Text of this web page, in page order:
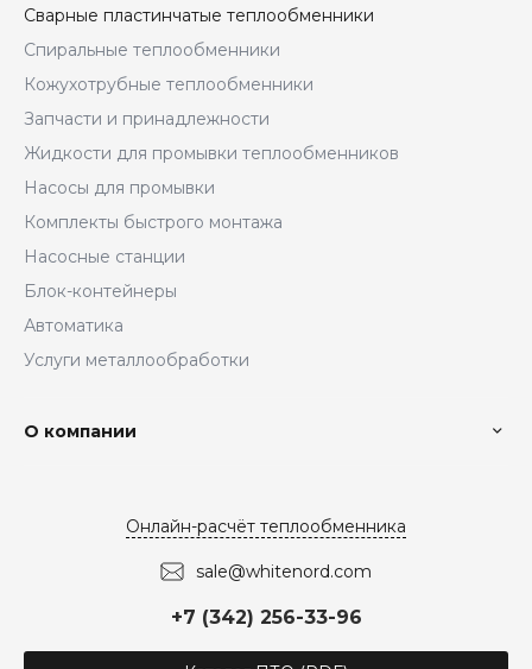
Сварные пластинчатые теплообменники
Спиральные теплообменники
Кожухотрубные теплообменники
Запчасти и принадлежности
Жидкости для промывки теплообменников
Насосы для промывки
Комплекты быстрого монтажа
Насосные станции
Блок-контейнеры
Автоматика
Услуги металлообработки
О компании
Онлайн-расчёт теплообменника
sale@whitenord.com
+7 (342) 256-33-96